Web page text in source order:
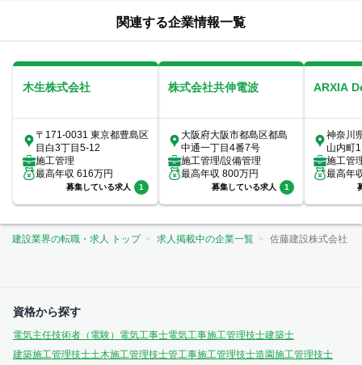
関連する企業情報一覧
木生株式会社
〒171-0031 東京都豊島区
目白3丁目5-12
施工管理
最高年収 616万円
募集している求人 1
株式会社共伸電波
大阪府大阪市都島区都島
中通一丁目4番7号
施工管理/設備管理
最高年収 800万円
募集している求人 1
ARXIA
神奈川
山内町
室
施工管
最高年
建設業界の転職・求人 トップ 求人掲載中の企業一覧 佐藤建設株式会社
資格から探す
電気主任技術者（電験） 電気工事士電気工事施工管理技士建築士
建築施工管理技士土木施工管理技士管工事施工管理技士造園施工管理技士